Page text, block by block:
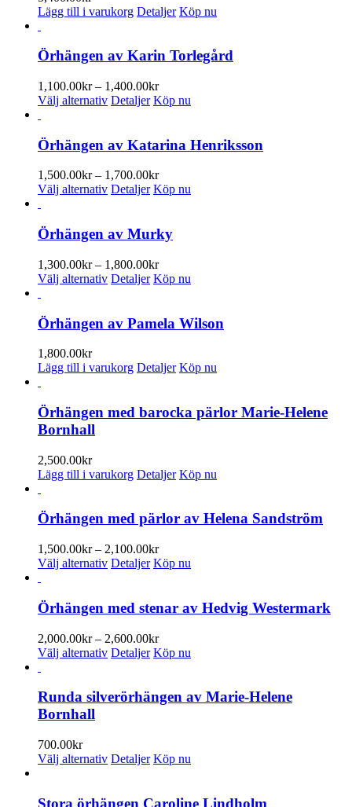
De
olika
kan
väljas
produktsidan
Lägg till i varukorg Detaljer Köp nu
Örhängen av Karin Torlegård
1,100.00kr – 1,400.00krPrisintervall:
1,100.00kr
Välj alternativ Den
har
flera
varianter.
De
olika
kan
väljas
produktsidan
Detaljer Köp nu
Örhängen av Katarina Henriksson
1,500.00kr – 1,700.00krPrisintervall:
1,500.00kr
Välj alternativ Den
har
flera
varianter.
De
olika
kan
väljas
Detaljer Köp nu
Örhängen av Murky
1,300.00kr – 1,800.00krPrisintervall:
1,300.00kr
Välj alternativ Den
har
flera
De
olika
väljas
Detaljer Köp nu
Örhängen av Pamela Wilson
1,800.00kr
Lägg till i varukorg Detaljer Köp nu
Örhängen med barocka pärlor Marie-Helene
Bornhall
2,500.00kr
Lägg till i varukorg Detaljer Köp nu
Örhängen med pärlor av Helena Sandström
1,500.00kr – 2,100.00krPrisintervall:
1,500.00kr
Välj alternativ Den
har
flera
varianter.
De
olika
kan
väljas
Detaljer Köp nu
Örhängen med stenar av Hedvig Westermark
2,000.00kr – 2,600.00krPrisintervall:
2,000.00kr
Välj alternativ Den
har
alternativen
Detaljer Köp nu
Runda silverörhängen av Marie-Helene
Bornhall
700.00kr
Välj alternativ Den
har
Detaljer Köp nu
Stora örhängen Caroline Lindholm